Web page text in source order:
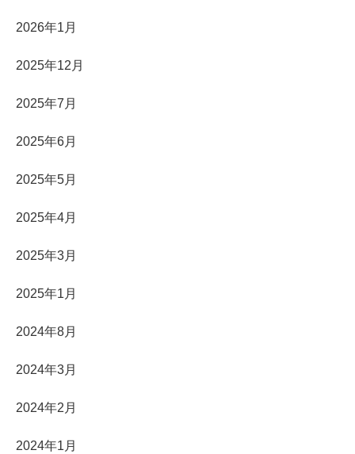
2026年1月
2025年12月
2025年7月
2025年6月
2025年5月
2025年4月
2025年3月
2025年1月
2024年8月
2024年3月
2024年2月
2024年1月